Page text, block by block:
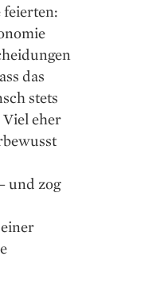
das
stets
eher
und zog